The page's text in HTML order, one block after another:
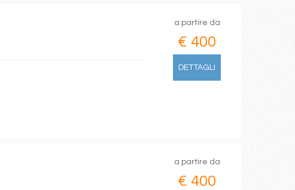
a partire da
€ 400
DETTAGLI
a partire da
€ 400